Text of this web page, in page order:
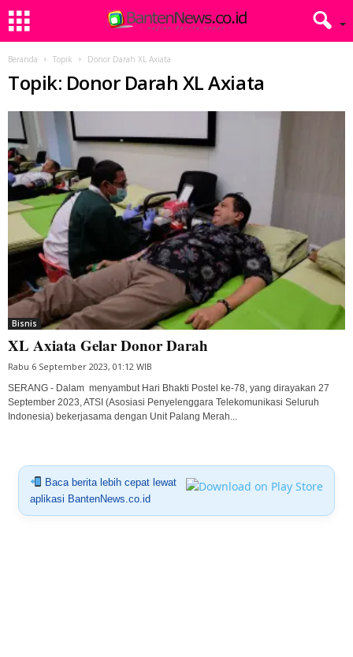
Beranda Topik Donor Darah XL Axiata
Topik: Donor Darah XL Axiata
Bisnis
XL Axiata Gelar Donor Darah
Rabu 6 September 2023, 01:12 WIB
SERANG - Dalam menyambut Hari Bhakti Postel ke-78, yang dirayakan 27
September 2023, ATSI (Asosiasi Penyelenggara Telekomunikasi Seluruh
Indonesia) bekerjasama dengan Unit Palang Merah...
Baca berita lebih cepat lewat
aplikasi BantenNews.co.id